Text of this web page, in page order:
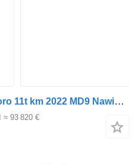
Isuzu Grand Toro Grand Toro 11t km 2022 MD9 Nawigo Wing Rosero
≈ 93 820 €